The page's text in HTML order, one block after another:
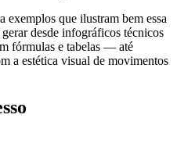
que ilustram bem essa
desde infográficos técnicos
fórmulas e tabelas — até
a estética visual de movimentos